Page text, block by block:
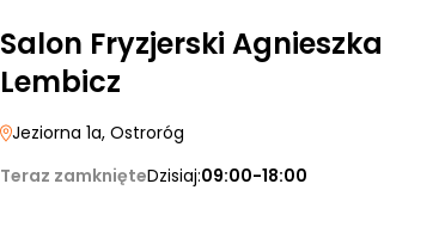
Salon Fryzjerski Agnieszka
Lembicz
Jeziorna 1a, Ostroróg
Teraz zamknięteDzisiaj:09:00-18:00